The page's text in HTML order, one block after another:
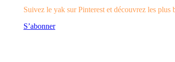
Suivez le yak sur Pinterest et découvrez les
S’abonner